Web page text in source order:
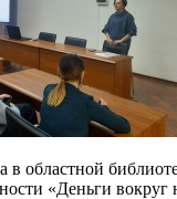
в областной
«Деньги вокруг